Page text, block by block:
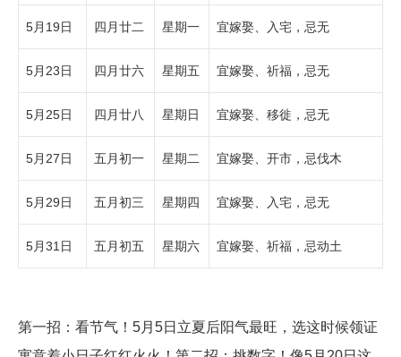
5月19日 四月廿二 星期一 宜嫁娶、入宅，忌无
5月23日 四月廿六 星期五 宜嫁娶、祈福，忌无
5月25日 四月廿八 星期日 宜嫁娶、移徙，忌无
5月27日 五月初一 星期二 宜嫁娶、开市，忌伐木
5月29日 五月初三 星期四 宜嫁娶、入宅，忌无
5月31日 五月初五 星期六 宜嫁娶、祈福，忌动土
第一招：看节气！5月5日立夏后阳气最旺，选这时候领证